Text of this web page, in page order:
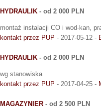
HYDRAULIK - od 2 000 PLN
montaż instalacji CO i wod-kan,
kontakt przez PUP - 2017-05-12 -
HYDRAULIK - od 2 000 PLN
wg stanowiska
kontakt przez PUP - 2017-04-25 -
MAGAZYNIER - od 2 500 PLN